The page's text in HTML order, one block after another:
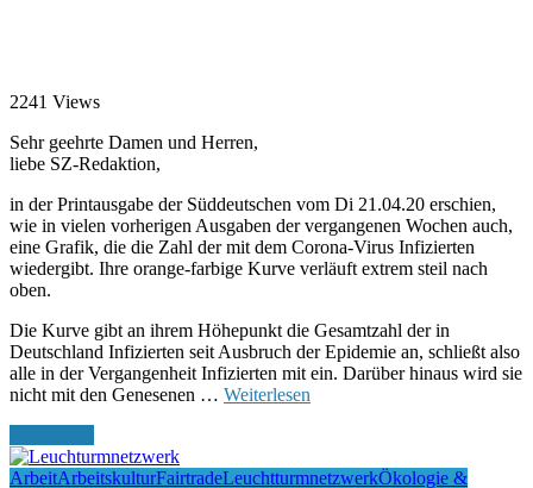
2241 Views
Sehr geehrte Damen und Herren,
liebe SZ-Redaktion,
in der Printausgabe der Süddeutschen vom Di 21.04.20 erschien,
wie in vielen vorherigen Ausgaben der vergangenen Wochen auch,
eine Grafik, die die Zahl der mit dem Corona-Virus Infizierten
wiedergibt. Ihre orange-farbige Kurve verläuft extrem steil nach
oben.
Die Kurve gibt an ihrem Höhepunkt die Gesamtzahl der in
Deutschland Infizierten seit Ausbruch der Epidemie an, schließt also
alle in der Vergangenheit Infizierten mit ein. Darüber hinaus wird sie
nicht mit den Genesenen … Weiterlesen
ArbeitArbeitskulturFairtradeLeuchtturmnetzwerkÖkologie &